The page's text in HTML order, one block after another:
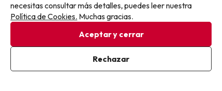
En general todo bien. La recepción muy buena, con
amabilidad y explicaciones correctas. El hotel tiene
varios restaurantes cercanos y es idóneo para viajar
autobús, ya que aparcar es complicado. Una buena
experiencia.
Pon tu mejor e-mail
Ya estoy suscrito
Al suscribirte, confirmas haber leído y estar de acuerdo con la
necesitas consultar más detalles, puedes leer nuestra
Política de Cookies. Muchas gracias.
Aceptar y cerrar
Rechazar